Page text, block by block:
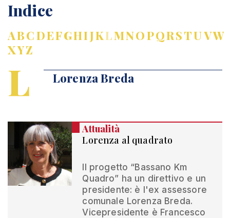
Indice
ABCDEFGHIJKLMNOPQRSTUVW
XYZ
L Lorenza Breda
Attualità
Lorenza al quadrato
Il progetto “Bassano Km
Quadro” ha un direttivo e un
presidente: è l'ex assessore
comunale Lorenza Breda.
Vicepresidente è Francesco